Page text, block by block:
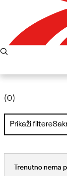
(0)
Prikaži filtere
Trenutno nema